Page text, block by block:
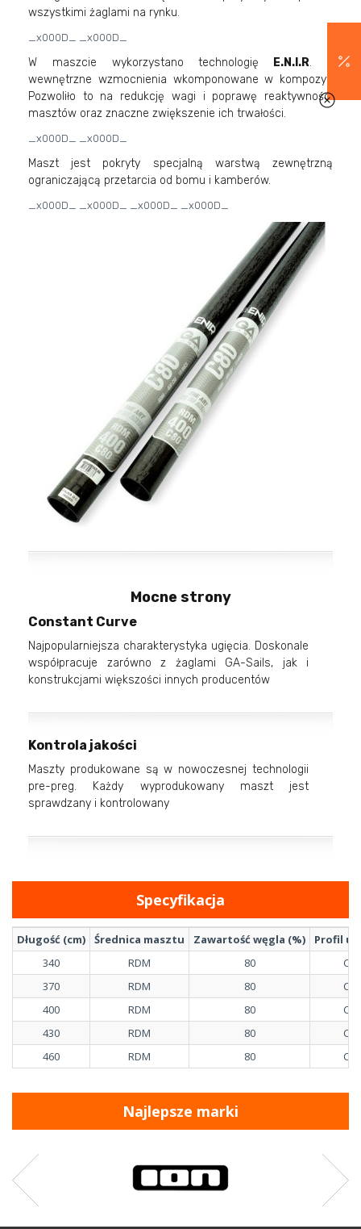
wszystkimi żaglami na rynku.
_x000D_ _x000D_
W maszcie wykorzystano technologię E.N.I.R. -
wewnętrzne wzmocnienia wkomponowane w kompozyt.
Pozwoliło to na redukcję wagi i poprawę reaktywności
masztów oraz znaczne zwiększenie ich trwałości.
_x000D_ _x000D_
Maszt jest pokryty specjalną warstwą zewnętrzną
ograniczającą przetarcia od bomu i kamberów.
_x000D_ _x000D_ _x000D_ _x000D_
Mocne strony
Constant Curve
Najpopularniejsza charakterystyka ugięcia. Doskonale
współpracuje zarówno z żaglami GA-Sails, jak i
konstrukcjami większości innych producentów
Kontrola jakości
Maszty produkowane są w nowoczesnej technologii
pre-preg. Każdy wyprodukowany maszt jest
sprawdzany i kontrolowany
Specyfikacja
Długość (cm) Średnica masztu Zawartość węgla (%)
Profil
340
RDM 80
CC
370
RDM 80
CC
400
RDM 80
CC
430
RDM 80
CC
460
RDM 80 CC
Najlepsze marki